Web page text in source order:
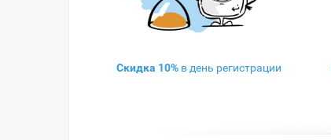
Скидка 10% в день регистрации